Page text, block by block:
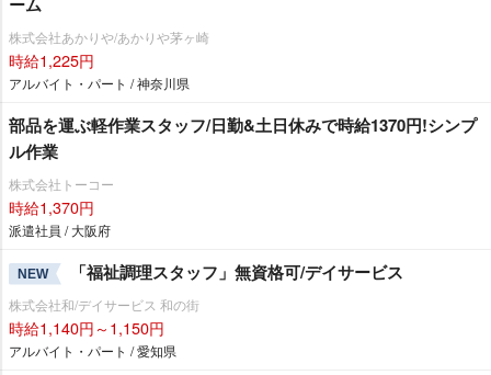
株式会社あかりや/あかりや茅ヶ崎
時給1,225円
アルバイト・パート / 神奈川県
部品を運ぶ軽作業スタッフ/日勤&土日休みで時給1370円!シンプ
ル作業
株式会社トーコー
時給1,370円
派遣社員 / 大阪府
NEW 「福祉調理スタッフ」無資格可/デイサービス
株式会社和/デイサービス 和の街
時給1,140円～1,150円
アルバイト・パート / 愛知県